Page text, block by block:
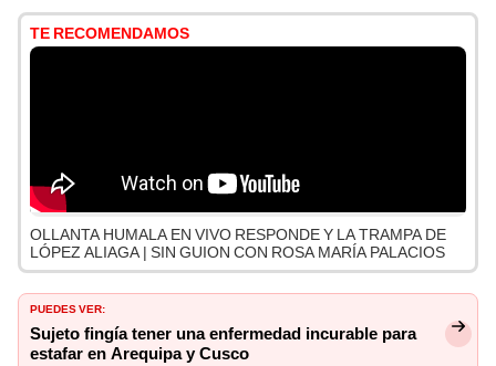
TE RECOMENDAMOS
OLLANTA HUMALA EN VIVO RESPONDE Y LA TRAMPA DE
LÓPEZ ALIAGA | SIN GUION CON ROSA MARÍA PALACIOS
PUEDES VER:
Sujeto fingía tener una enfermedad incurable para
estafar en Arequipa y Cusco